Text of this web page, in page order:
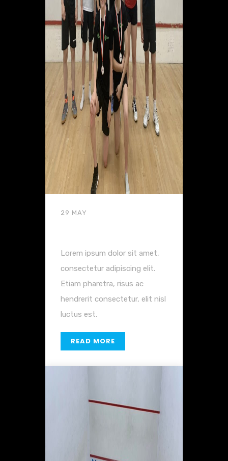
29 MAY
Lorem ipsum dolor sit amet,
consectetur adipiscing elit.
Etiam pharetra, risus ac
hendrerit consectetur, elit nisl
luctus est.
READ MORE